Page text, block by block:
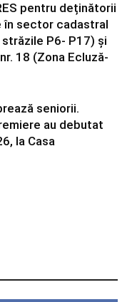
pentru deținătorii
în sector cadastral
străzile P6- P17) și
18 (Zona Ecluză-
seniorii.
au debutat
la Casa